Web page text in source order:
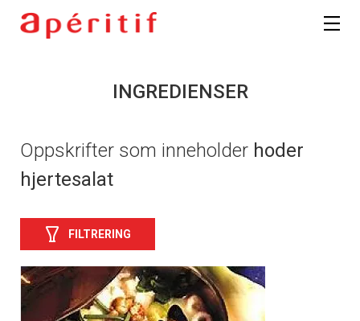
INGREDIENSER
Oppskrifter som inneholder hoder
hjertesalat
FILTRERING